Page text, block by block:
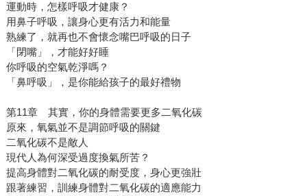
運動時，怎樣呼吸才健康？
用鼻子呼吸，讓身心更有活力和能量
熟練了，就再也不會懷念嘴巴呼吸的日子
「閉嘴」，才能好好睡
你呼吸的空氣乾淨嗎？
「鼻呼吸」，是你能給孩子的最好禮物
第11章 其實，你的身體需要更多二氧化碳
原來，氧氣並不是調節呼吸的關鍵
二氧化碳不是敵人
現代人為何深受過度換氣所苦？
提高身體對二氧化碳的耐受度，身心更強壯
跟著練習，訓練身體對二氧化碳的適應能力